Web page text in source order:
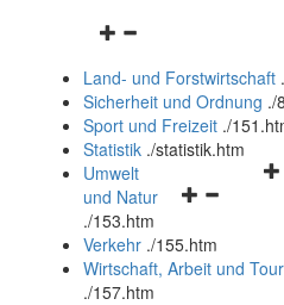
Navigationsmenü
und
schließen
Land- und Forstwirtschaft .
Sicherheit und Ordnung ./
Sport und Freizeit ./
Statistik ./statistik.htm
und
schließen
Umwelt
und Natur
./153.htm
Verkehr ./155.htm
Wirtschaft, Arbeit und
./157.htm